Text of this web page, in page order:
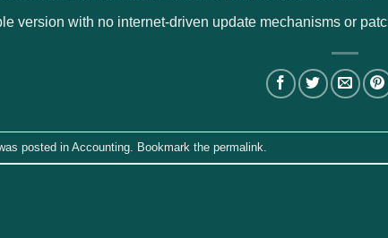
version with no internet-driven update mechanisms or
posted in Accounting . Bookmark the permalink